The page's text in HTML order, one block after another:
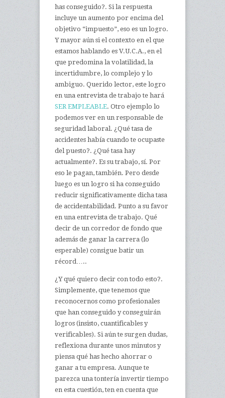
has conseguido?. Si la respuesta
incluye un aumento por encima del
objetivo “impuesto”, eso es un logro.
Y mayor aún si el contexto en el que
estamos hablando es V.U.C.A., en el
que predomina la volatilidad, la
incertidumbre, lo complejo y lo
ambiguo. Querido lector, este logro
en una entrevista de trabajo te hará
SER EMPLEABLE. Otro ejemplo lo
podemos ver en un responsable de
seguridad laboral. ¿Qué tasa de
accidentes había cuando te ocupaste
del puesto?. ¿Qué tasa hay
actualmente?. Es su trabajo, sí. Por
eso le pagan, también. Pero desde
luego es un logro si ha conseguido
reducir significativamente dicha tasa
de accidentabilidad. Punto a su favor
en una entrevista de trabajo. Qué
decir de un corredor de fondo que
además de ganar la carrera (lo
esperable) consigue batir un
récord…..
¿Y qué quiero decir con todo esto?.
Simplemente, que tenemos que
reconocernos como profesionales
que han conseguido y conseguirán
logros (insisto, cuantificables y
verificables). Si aún te surgen dudas,
reflexiona durante unos minutos y
piensa qué has hecho ahorrar o
ganar a tu empresa. Aunque te
parezca una tontería invertir tiempo
en esta cuestión, ten en cuenta que